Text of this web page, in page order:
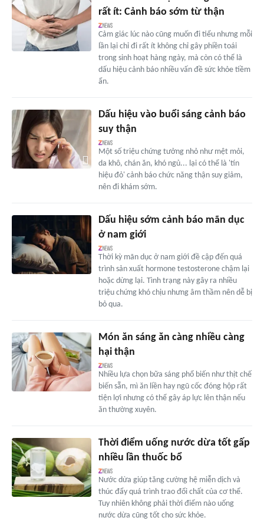
rất ít: Cảnh báo sớm từ thận
Cảm giác lúc nào cũng muốn đi tiểu nhưng mỗi
lần lại chỉ đi rất ít không chỉ gây phiền toái
trong sinh hoạt hàng ngày, mà còn có thể là
dấu hiệu cảnh báo nhiều vấn đề sức khỏe tiềm
ẩn.
Dấu hiệu vào buổi sáng cảnh báo
suy thận
Một số triệu chứng tưởng nhỏ như mệt mỏi,
da khô, chán ăn, khó ngủ... lại có thể là 'tín
hiệu đỏ' cảnh báo chức năng thận suy giảm,
nên đi khám sớm.
Dấu hiệu sớm cảnh báo mãn dục
ở nam giới
Thời kỳ mãn dục ở nam giới đề cập đến quá
trình sản xuất hormone testosterone chậm lại
hoặc dừng lại. Tình trạng này gây ra nhiều
triệu chứng khó chịu nhưng âm thầm nên dễ bị
bỏ qua.
Món ăn sáng ăn càng nhiều càng
hại thận
Nhiều lựa chọn bữa sáng phổ biến như thịt chế
biến sẵn, mì ăn liền hay ngũ cốc đóng hộp rất
tiện lợi nhưng có thể gây áp lực lên thận nếu
ăn thường xuyên.
Thời điểm uống nước dừa tốt gấp
nhiều lần thuốc bổ
Nước dừa giúp tăng cường hệ miễn dịch và
thúc đẩy quá trình trao đổi chất của cơ thể.
Tuy nhiên không phải thời điểm nào uống
nước dừa cũng tốt cho sức khỏe.